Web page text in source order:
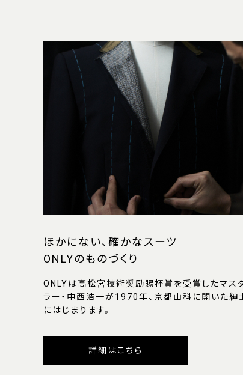
ほかにない、確かなスーツ
ONLYのものづくり
ONLYは高松宮技術奨励賜杯賞を受賞したマス
ラー・中西浩一が1970年、京都山科に開いた紳
にはじまります。
詳細はこちら